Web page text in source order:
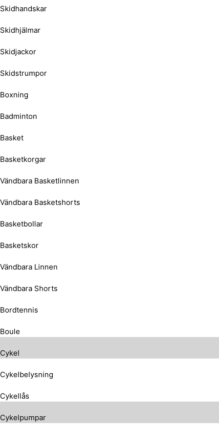
Skidhandskar
Skidhjälmar
Skidjackor
Skidstrumpor
Boxning
Badminton
Basket
Basketkorgar
Vändbara Basketlinnen
Vändbara Basketshorts
Basketbollar
Basketskor
Vändbara Linnen
Vändbara Shorts
Bordtennis
Boule
Cykel
Cykelbelysning
Cykellås
Cykelpumpar